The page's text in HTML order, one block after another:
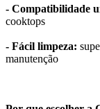
- Compatibilidade
cooktops
- Fácil limpeza:
manutenção